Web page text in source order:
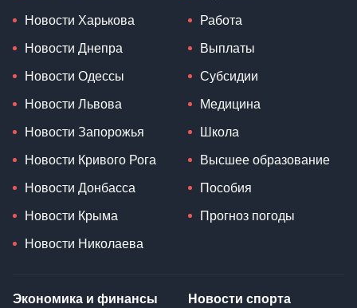
Новости Харькова
Новости Днепра
Новости Одессы
Новости Львова
Новости Запорожья
Новости Кривого Рога
Новости Донбасса
Новости Крыма
Новости Николаева
Работа
Выплаты
Субсидии
Медицина
Школа
Высшее образование
Пособия
Прогноз погоды
Экономика и финансы Новости спорта